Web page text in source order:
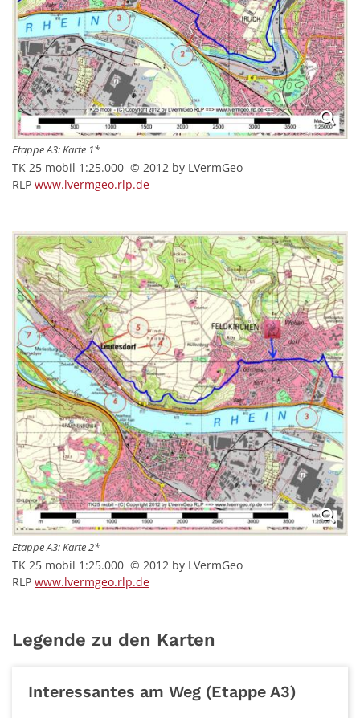
Etappe A3: Karte 1*
TK 25 mobil 1:25.000 © 2012 by LVermGeo
RLP www.lvermgeo.rlp.de
Etappe A3: Karte 2*
TK 25 mobil 1:25.000 © 2012 by LVermGeo
RLP www.lvermgeo.rlp.de
Legende zu den Karten
Interessantes am Weg (Etappe A3)